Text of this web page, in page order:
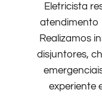
Eletricista
atendimento
Realizamos
disjuntores,
experiente